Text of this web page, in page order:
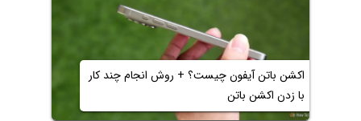
اکشن باتن آیفون چیست؟ + روش انجام چند کار
با زدن اکشن باتن